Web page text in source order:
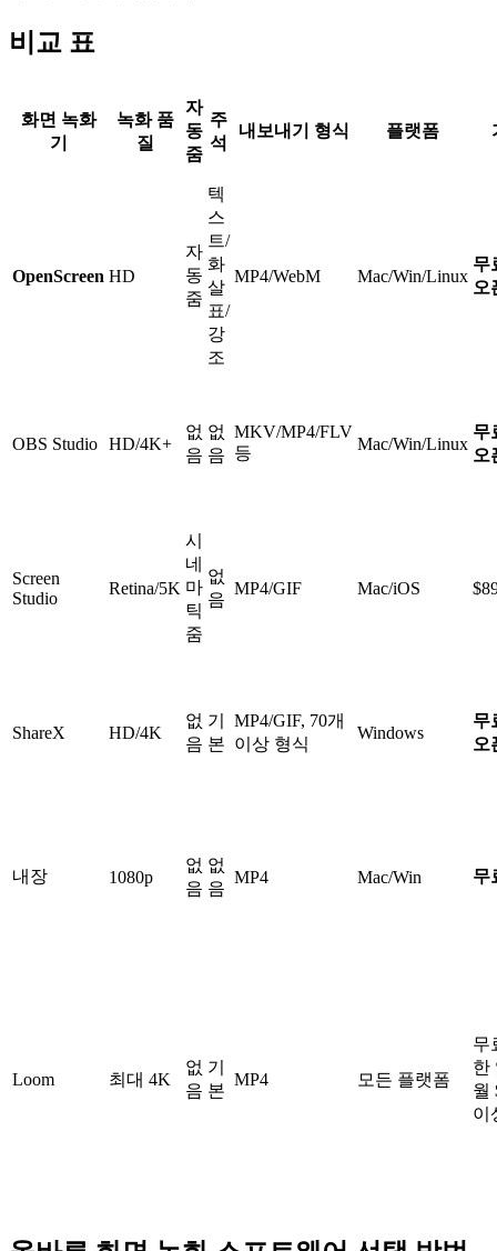
비교 표
화면 녹화
기
녹화 품
질
자
동
줌
주
석
내보내기 형식 플랫폼
OpenScreen HD
자
동
줌
텍
스
트/
화
살
표/
강
조
MP4/WebM Mac/Win/Linux
무
오
OBS Studio HD/4K+
없
음
없
음
MKV/MP4/FLV
등
Mac/Win/Linux
무
오
Screen
Studio
Retina/5K
시
네
마
틱
줌
없
음
MP4/GIF Mac/iOS
ShareX HD/4K
없
음
기
본
MP4/GIF, 70개
이상 형식
Windows
무
오
내장 1080p
없
음
없
음
MP4 Mac/Win 무
Loom 최대 4K
없
음
기
본
MP4 모든 플랫폼
무
한
월
이